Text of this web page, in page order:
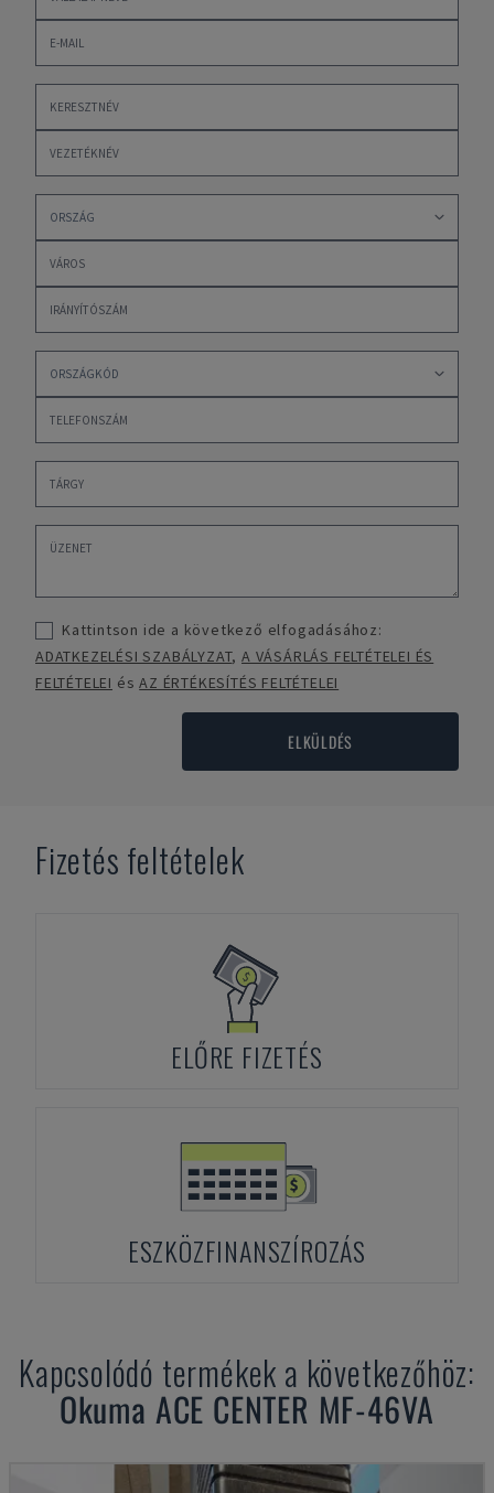
Kattintson ide a következő elfogadásához:
ADATKEZELÉSI SZABÁLYZAT,A VÁSÁRLÁS FELTÉTELEI ÉS
FELTÉTELEI ésAZ ÉRTÉKESÍTÉS FELTÉTELEI
ELKÜLDÉS
Fizetés feltételek
ELŐRE FIZETÉS
ESZKÖZFINANSZÍROZÁS
Kapcsolódó termékek a következőhöz:
Okuma ACE CENTER MF-46VA